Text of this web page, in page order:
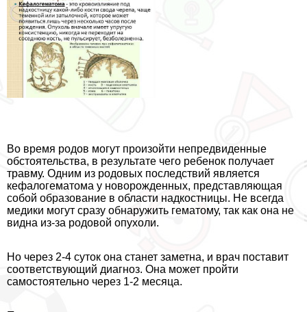
Во время родов могут произойти непредвиденные
обстоятельства, в результате чего ребенок получает
травму. Одним из родовых последствий является
кефалогематома у новорожденных, представляющая
собой образование в области надкостницы. Не всегда
медики могут сразу обнаружить гематому, так как она не
видна из-за родовой опухоли.
Но через 2-4 суток она станет заметна, и врач поставит
соответствующий диагноз. Она может пройти
самостоятельно через 1-2 месяца.